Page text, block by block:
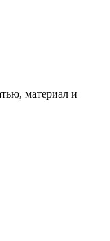
материал и